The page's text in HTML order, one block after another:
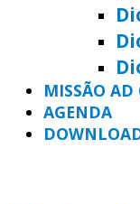
MISSÃO AD
AGENDA